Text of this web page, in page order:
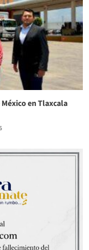
en Tlaxcala